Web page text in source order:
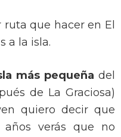
que hacer en El
a la isla.
más pequeña del
de La Graciosa)
quiero decir que
verás que no